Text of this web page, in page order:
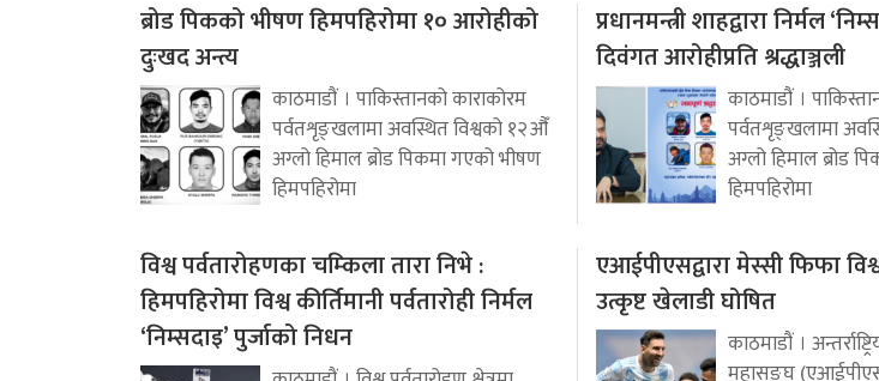
ब्रोड पिकको भीषण हिमपहिरोमा १० आरोहीको
दुःखद अन्त्य
काठमाडौं । पाकिस्तानको काराकोरम
पर्वतशृङ्खलामा अवस्थित विश्वको १२औँ
अग्लो हिमाल ब्रोड पिकमा गएको भीषण
हिमपहिरोमा
प्रधानमन्त्री शाहद्वारा निर्मल
दिवंगत आरोहीप्रति श्रद्धाञ्जली
काठमाडौं ।
पर्वतशृङ्खलामा
अग्लो हिमाल ब्रोड
हिमपहिरोमा
विश्व पर्वतारोहणका चम्किला तारा निभे :
हिमपहिरोमा विश्व कीर्तिमानी पर्वतारोही निर्मल
‘निम्सदाइ’ पुर्जाको निधन
एआईपीएसद्वारा मेस्सी फिफा
उत्कृष्ट खेलाडी घोषित
काठमाडौं ।
महासङ्घ